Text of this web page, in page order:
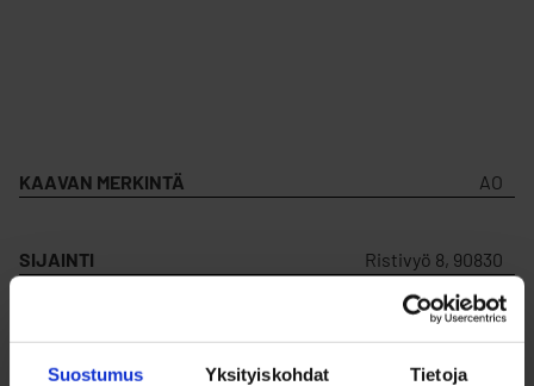
Suostumus Yksityiskohdat Tietoja
KAAVAN MERKINTÄ AO
SIJAINTI Ristivyö 8, 90830
MYYDÄÄN Ei